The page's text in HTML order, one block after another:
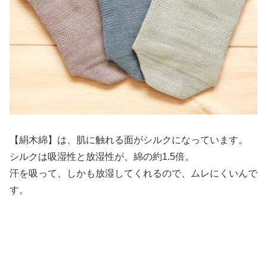
【絹木綿】は、肌に触れる面がシルクになっています。
シルクは吸湿性と放湿性が、綿の約1.5倍。
汗を吸って、しかも放湿してくれるので、ムレにくいんで
す。